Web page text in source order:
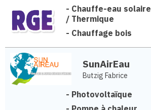
- Chauffe-eau solaire
/ Thermique
- Chauffage bois
SunAirEau
Butzig Fabrice
- Photovoltaïque